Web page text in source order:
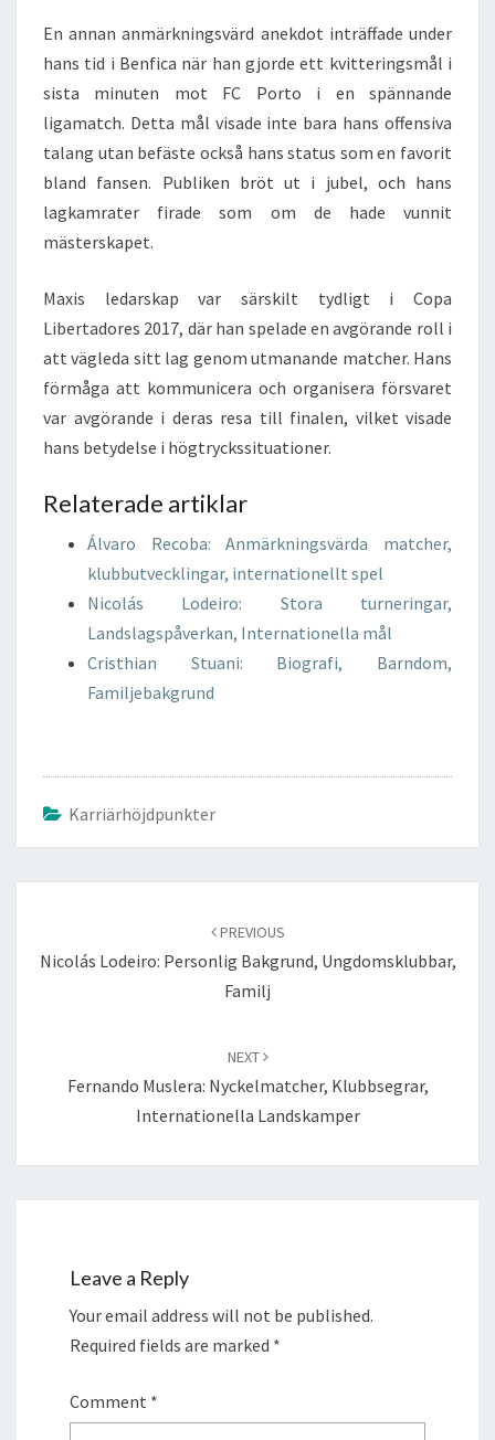
En annan anmärkningsvärd anekdot inträffade under
hans tid i Benfica när han gjorde ett kvitteringsmål i
sista minuten mot FC Porto i en spännande
ligamatch. Detta mål visade inte bara hans offensiva
talang utan befäste också hans status som en favorit
bland fansen. Publiken bröt ut i jubel, och hans
lagkamrater firade som om de hade vunnit
mästerskapet.
Maxis ledarskap var särskilt tydligt i Copa
Libertadores 2017, där han spelade en avgörande roll i
att vägleda sitt lag genom utmanande matcher. Hans
förmåga att kommunicera och organisera försvaret
var avgörande i deras resa till finalen, vilket visade
hans betydelse i högtryckssituationer.
Relaterade artiklar
Álvaro Recoba: Anmärkningsvärda matcher,
klubbutvecklingar, internationellt spel
Nicolás Lodeiro: Stora turneringar,
Landslagspåverkan, Internationella mål
Cristhian Stuani: Biografi, Barndom,
Familjebakgrund
Karriärhöjdpunkter
PREVIOUS
Nicolás Lodeiro: Personlig Bakgrund, Ungdomsklubbar,
Familj
NEXT
Fernando Muslera: Nyckelmatcher, Klubbsegrar,
Internationella Landskamper
Leave a Reply
Your email address will not be published.
Required fields are marked *
Comment *